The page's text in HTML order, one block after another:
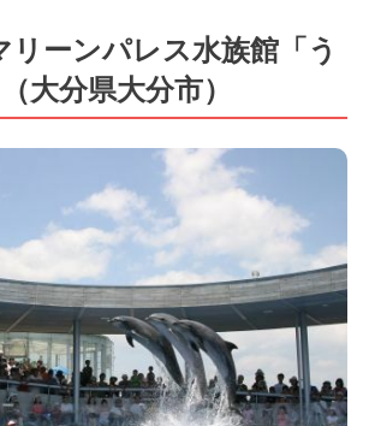
リーンパレス水族館「う
大分県大分市）